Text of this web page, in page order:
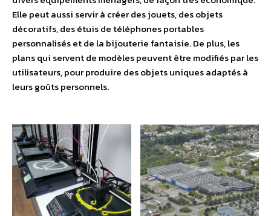
Elle peut aussi servir à créer des jouets, des objets
décoratifs, des étuis de téléphones portables
personnalisés et de la bijouterie fantaisie. De plus, les
plans qui servent de modèles peuvent être modifiés par les
utilisateurs, pour produire des objets uniques adaptés à
leurs goûts personnels.